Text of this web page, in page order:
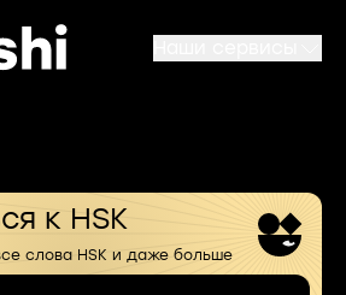
к HSK
слова HSK и даже больше